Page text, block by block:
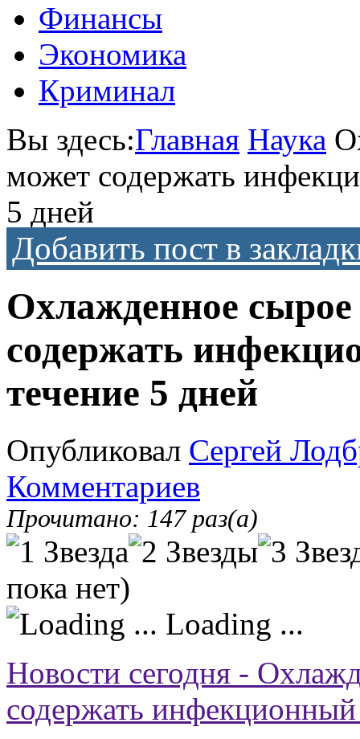
Финансы
Экономика
Криминал
Вы здесь:Главная Наука
может содержать
5 дней
Добавить пост в
Охлажденное
содержать
течение 5 дней
Опубликовал Сергей
Комментариев
Прочитано: 147 раз(а)
пока нет)
Loading ...
Новости сегодня -
содержать